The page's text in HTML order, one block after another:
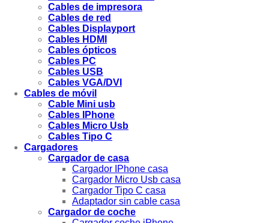
Cables de impresora
Cables de red
Cables Displayport
Cables HDMI
Cables ópticos
Cables PC
Cables USB
Cables VGA/DVI
Cables de móvil
Cable Mini usb
Cables IPhone
Cables Micro Usb
Cables Tipo C
Cargadores
Cargador de casa
Cargador IPhone casa
Cargador Micro Usb casa
Cargador Tipo C casa
Adaptador sin cable casa
Cargador de coche